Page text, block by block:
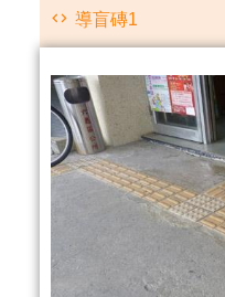
導盲磚1